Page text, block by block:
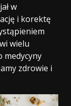
w
i korektę
wielu
medycyny
zdrowie i